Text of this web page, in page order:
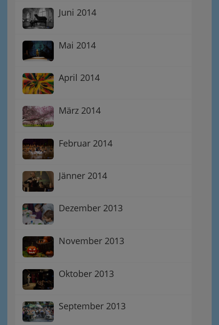
Juni 2014
Mai 2014
April 2014
März 2014
Februar 2014
Jänner 2014
Dezember 2013
November 2013
Oktober 2013
September 2013